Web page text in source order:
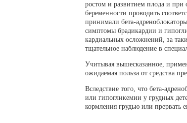
ростом и развитием плода и
беременности проводить
принимали бета-
симптомы брадикардии и
кардиальных осложнений, за
тщательное наблюдение в
Учитывая вышесказанное,
ожидаемая польза от средства
Вследствие того, что бета-
или гипогликемии у грудных
кормления грудью или прервать